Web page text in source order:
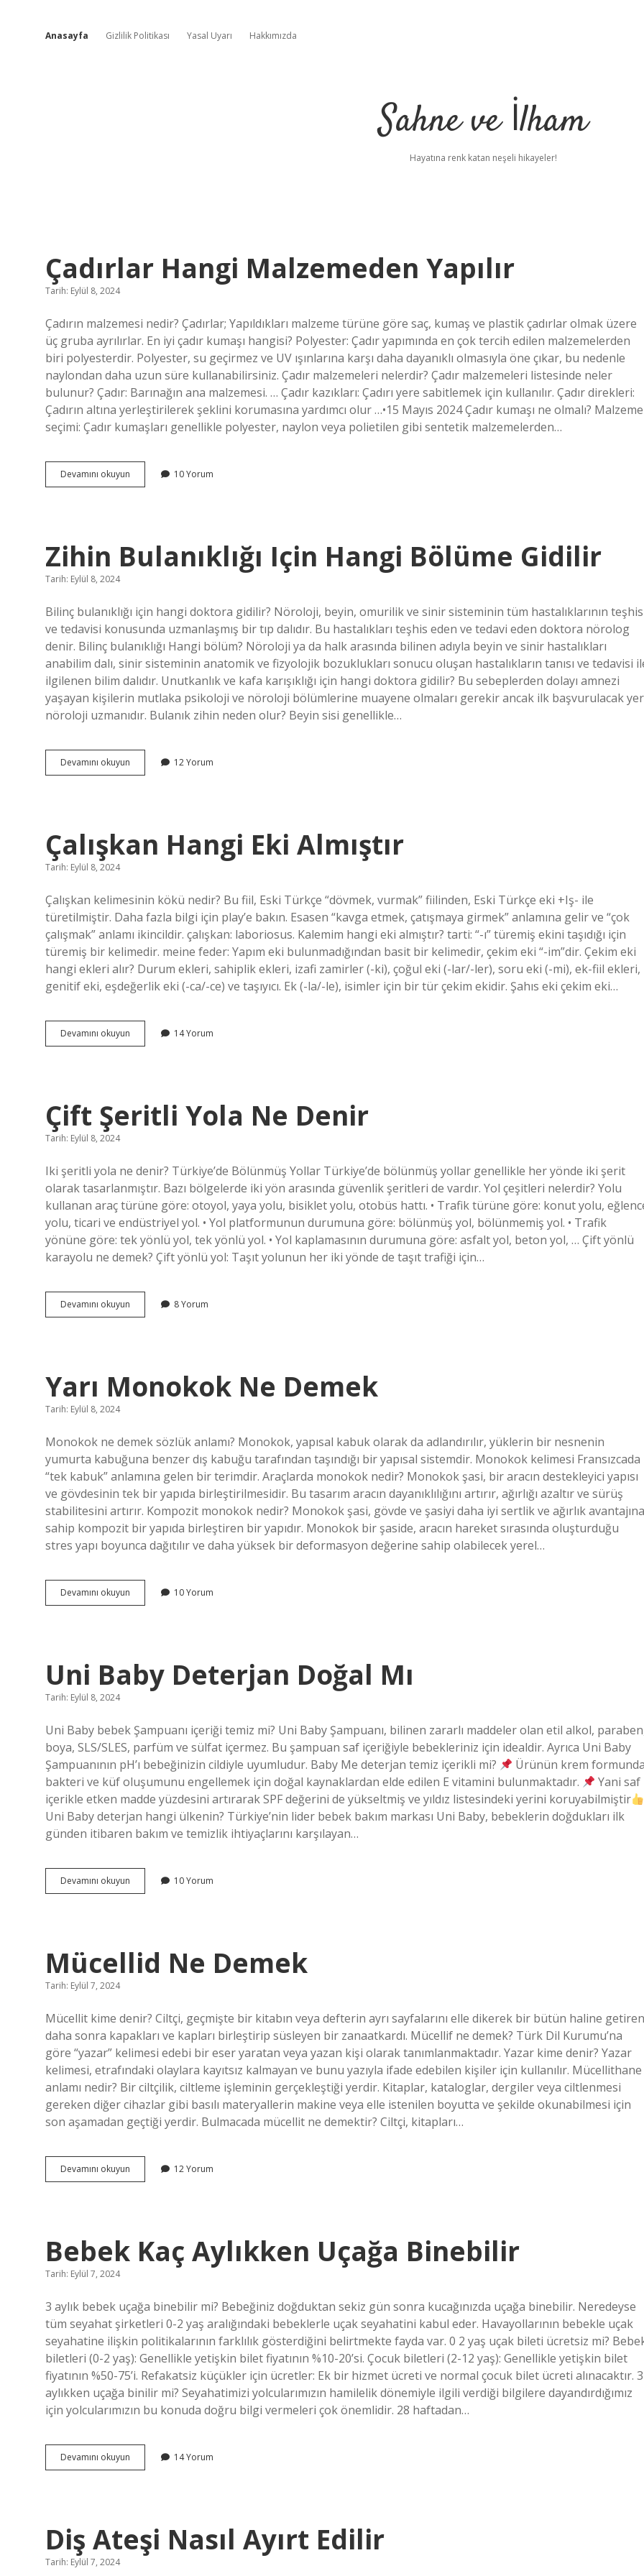
Anasayfa Gizlilik Politikası Yasal Uyarı Hakkımızda
Sahne ve İlham
Hayatına renk katan neşeli hikayeler!
Sahne
ve
İlham
Yazılar
Çadırlar Hangi Malzemeden Yapılır
Tarih: Eylül 8, 2024
Çadırın malzemesi nedir? Çadırlar; Yapıldıkları malzeme türüne göre saç, kumaş ve plastik çadırlar olmak üzere
üç gruba ayrılırlar. En iyi çadır kumaşı hangisi? Polyester: Çadır yapımında en çok tercih edilen malzemelerden
biri polyesterdir. Polyester, su geçirmez ve UV ışınlarına karşı daha dayanıklı olmasıyla öne çıkar, bu nedenle
naylondan daha uzun süre kullanabilirsiniz. Çadır malzemeleri nelerdir? Çadır malzemeleri listesinde neler
bulunur? Çadır: Barınağın ana malzemesi. … Çadır kazıkları: Çadırı yere sabitlemek için kullanılır. Çadır direkleri:
Çadırın altına yerleştirilerek şeklini korumasına yardımcı olur …•15 Mayıs 2024 Çadır kumaşı ne olmalı? Malzeme
seçimi: Çadır kumaşları genellikle polyester, naylon veya polietilen gibi sentetik malzemelerden…
Devamını okuyun Çadırlar
Hangi
10 Yorum
Zihin Bulanıklığı Için Hangi Bölüme Gidilir
Tarih: Eylül 8, 2024
Bilinç bulanıklığı için hangi doktora gidilir? Nöroloji, beyin, omurilik ve sinir sisteminin tüm hastalıklarının
ve tedavisi konusunda uzmanlaşmış bir tıp dalıdır. Bu hastalıkları teşhis eden ve tedavi eden doktora nörolog
denir. Bilinç bulanıklığı Hangi bölüm? Nöroloji ya da halk arasında bilinen adıyla beyin ve sinir hastalıkları
anabilim dalı, sinir sisteminin anatomik ve fizyolojik bozuklukları sonucu oluşan hastalıkların tanısı ve tedavisi
ilgilenen bilim dalıdır. Unutkanlık ve kafa karışıklığı için hangi doktora gidilir? Bu sebeplerden dolayı amnezi
yaşayan kişilerin mutlaka psikoloji ve nöroloji bölümlerine muayene olmaları gerekir ancak ilk başvurulacak yer
nöroloji uzmanıdır. Bulanık zihin neden olur? Beyin sisi genellikle…
Devamını okuyun
Bulanıklığı
12 Yorum
Çalışkan Hangi Eki Almıştır
Tarih: Eylül 8, 2024
Çalışkan kelimesinin kökü nedir? Bu fiil, Eski Türkçe “dövmek, vurmak” fiilinden, Eski Türkçe eki +Iş- ile
türetilmiştir. Daha fazla bilgi için play’e bakın. Esasen “kavga etmek, çatışmaya girmek” anlamına gelir ve “çok
çalışmak” anlamı ikincildir. çalışkan: laboriosus. Kalemim hangi eki almıştır? tarti: “-ı” türemiş ekini taşıdığı için
türemiş bir kelimedir. meine feder: Yapım eki bulunmadığından basit bir kelimedir, çekim eki “-im”dir. Çekim eki
hangi ekleri alır? Durum ekleri, sahiplik ekleri, izafi zamirler (-ki), çoğul eki (-lar/-ler), soru eki (-mi), ek-fiil ekleri,
genitif eki, eşdeğerlik eki (-ca/-ce) ve taşıyıcı. Ek (-la/-le), isimler için bir tür çekim ekidir. Şahıs eki çekim eki…
Devamını okuyun Çalışkan
Hangi
14 Yorum
Çift Şeritli Yola Ne Denir
Tarih: Eylül 8, 2024
Iki şeritli yola ne denir? Türkiye’de Bölünmüş Yollar Türkiye’de bölünmüş yollar genellikle her yönde iki şerit
olarak tasarlanmıştır. Bazı bölgelerde iki yön arasında güvenlik şeritleri de vardır. Yol çeşitleri nelerdir? Yolu
kullanan araç türüne göre: otoyol, yaya yolu, bisiklet yolu, otobüs hattı. • Trafik türüne göre: konut yolu,
yolu, ticari ve endüstriyel yol. • Yol platformunun durumuna göre: bölünmüş yol, bölünmemiş yol. • Trafik
yönüne göre: tek yönlü yol, tek yönlü yol. • Yol kaplamasının durumuna göre: asfalt yol, beton yol, … Çift yönlü
karayolu ne demek? Çift yönlü yol: Taşıt yolunun her iki yönde de taşıt trafiği için…
Devamını okuyun
Şeritli
8 Yorum
Yarı Monokok Ne Demek
Tarih: Eylül 8, 2024
Monokok ne demek sözlük anlamı? Monokok, yapısal kabuk olarak da adlandırılır, yüklerin bir nesnenin
yumurta kabuğuna benzer dış kabuğu tarafından taşındığı bir yapısal sistemdir. Monokok kelimesi Fransızcada
“tek kabuk” anlamına gelen bir terimdir. Araçlarda monokok nedir? Monokok şasi, bir aracın destekleyici yapısı
ve gövdesinin tek bir yapıda birleştirilmesidir. Bu tasarım aracın dayanıklılığını artırır, ağırlığı azaltır ve sürüş
stabilitesini artırır. Kompozit monokok nedir? Monokok şasi, gövde ve şasiyi daha iyi sertlik ve ağırlık avantajına
sahip kompozit bir yapıda birleştiren bir yapıdır. Monokok bir şaside, aracın hareket sırasında oluşturduğu
stres yapı boyunca dağıtılır ve daha yüksek bir deformasyon değerine sahip olabilecek yerel…
Devamını okuyun
Monokok
10 Yorum
Uni Baby Deterjan Doğal Mı
Tarih: Eylül 8, 2024
Uni Baby bebek Şampuanı içeriği temiz mi? Uni Baby Şampuanı, bilinen zararlı maddeler olan etil alkol,
boya, SLS/SLES, parfüm ve sülfat içermez. Bu şampuan saf içeriğiyle bebekleriniz için idealdir. Ayrıca Uni Baby
Şampuanının pH’ı bebeğinizin cildiyle uyumludur. Baby Me deterjan temiz içerikli mi?
Ürünün krem
bakteri ve küf oluşumunu engellemek için doğal kaynaklardan elde edilen E vitamini bulunmaktadır.
Yani saf
içerikle etken madde yüzdesini artırarak SPF değerini de yükseltmiş ve yıldız listesindeki yerini koruyabilmiştir
Uni Baby deterjan hangi ülkenin? Türkiye’nin lider bebek bakım markası Uni Baby, bebeklerin doğdukları ilk
günden itibaren bakım ve temizlik ihtiyaçlarını karşılayan…
Devamını okuyun
Baby
10 Yorum
Mücellid Ne Demek
Tarih: Eylül 7, 2024
Mücellit kime denir? Ciltçi, geçmişte bir kitabın veya defterin ayrı sayfalarını elle dikerek bir bütün haline
daha sonra kapakları ve kapları birleştirip süsleyen bir zanaatkardı. Mücellif ne demek? Türk Dil Kurumu’na
göre “yazar” kelimesi edebi bir eser yaratan veya yazan kişi olarak tanımlanmaktadır. Yazar kime denir? Yazar
kelimesi, etrafındaki olaylara kayıtsız kalmayan ve bunu yazıyla ifade edebilen kişiler için kullanılır. Mücellithane
anlamı nedir? Bir ciltçilik, ciltleme işleminin gerçekleştiği yerdir. Kitaplar, kataloglar, dergiler veya ciltlenmesi
gereken diğer cihazlar gibi basılı materyallerin makine veya elle istenilen boyutta ve şekilde okunabilmesi için
son aşamadan geçtiği yerdir. Bulmacada mücellit ne demektir? Ciltçi, kitapları…
Devamını okuyun Mücellid
Ne
12 Yorum
Bebek Kaç Aylıkken Uçağa Binebilir
Tarih: Eylül 7, 2024
3 aylık bebek uçağa binebilir mi? Bebeğiniz doğduktan sekiz gün sonra kucağınızda uçağa binebilir. Neredeyse
tüm seyahat şirketleri 0-2 yaş aralığındaki bebeklerle uçak seyahatini kabul eder. Havayollarının bebekle uçak
seyahatine ilişkin politikalarının farklılık gösterdiğini belirtmekte fayda var. 0 2 yaş uçak bileti ücretsiz mi?
biletleri (0-2 yaş): Genellikle yetişkin bilet fiyatının %10-20’si. Çocuk biletleri (2-12 yaş): Genellikle yetişkin bilet
fiyatının %50-75’i. Refakatsiz küçükler için ücretler: Ek bir hizmet ücreti ve normal çocuk bilet ücreti alınacaktır. 3
aylıkken uçağa binilir mi? Seyahatimizi yolcularımızın hamilelik dönemiyle ilgili verdiği bilgilere dayandırdığımız
için yolcularımızın bu konuda doğru bilgi vermeleri çok önemlidir. 28 haftadan…
Devamını okuyun
Kaç
14 Yorum
Diş Ateşi Nasıl Ayırt Edilir
Tarih: Eylül 7, 2024